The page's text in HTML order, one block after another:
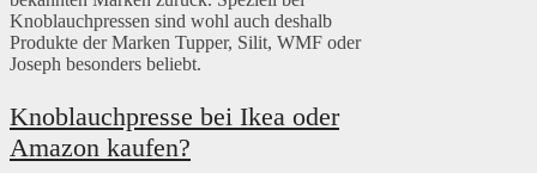
Knoblauchpressen sind wohl auch deshalb
Produkte der Marken Tupper, Silit, WMF oder
Joseph besonders beliebt.
Knoblauchpresse bei Ikea oder
Amazon kaufen?